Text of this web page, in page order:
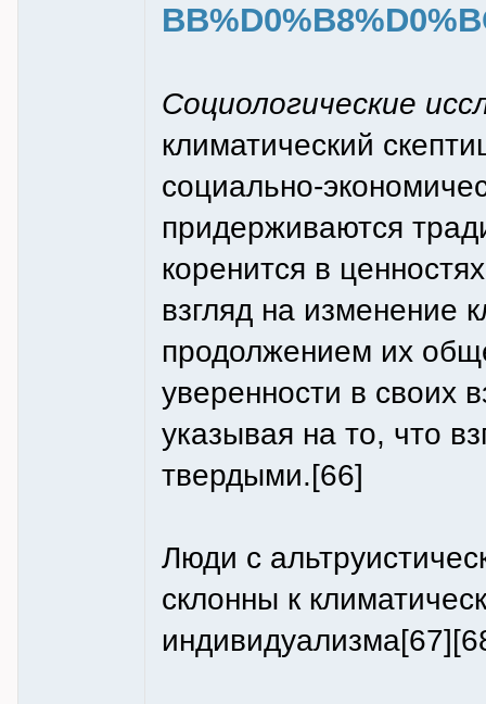
Социологические
климатический
социально-
придерживаются
коренится в
взгляд на изменение
продолжением их
уверенности в своих
указывая на то, что
твердыми.[66]
Люди с
склонны к